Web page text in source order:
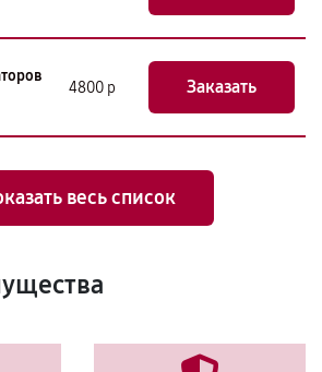
4800 р Заказать
весь список